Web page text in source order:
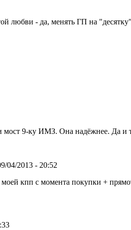
любви - да, менять ГП на
9-ку ИМЗ. Она надёжнее. Да и
04/2013 - 20:52
кпп с момента покупки +